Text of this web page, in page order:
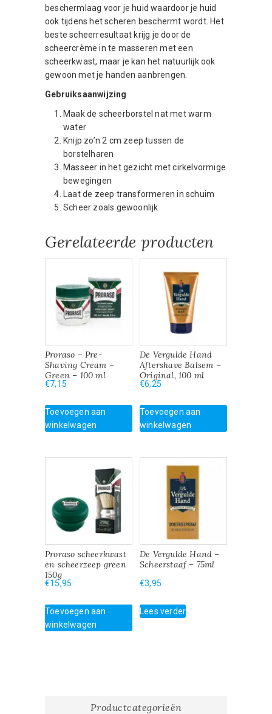
beschermlaag voor je huid waardoor je huid
ook tijdens het scheren beschermt wordt. Het
beste scheerresultaat krijg je door de
scheercrème in te masseren met een
scheerkwast, maar je kan het natuurlijk ook
gewoon met je handen aanbrengen.
Gebruiksaanwijzing
Maak de scheerborstel nat met warm
water
Knijp zo’n 2 cm zeep tussen de
borstelharen
Masseer in het gezicht met cirkelvormige
bewegingen
Laat de zeep transformeren in schuim
Scheer zoals gewoonlijk
Gerelateerde producten
Proraso – Pre-
Shaving Cream –
Green – 100 ml
€7,15
Toevoegen aan
winkelwagen
De Vergulde Hand
Aftershave Balsem –
Original, 100 ml
€6,25
Toevoegen aan
winkelwagen
Proraso scheerkwast
en scheerzeep green
150g
€15,95
Toevoegen aan
winkelwagen
De Vergulde Hand –
Scheerstaaf – 75ml
€3,95
Lees verder
Productcategorieën